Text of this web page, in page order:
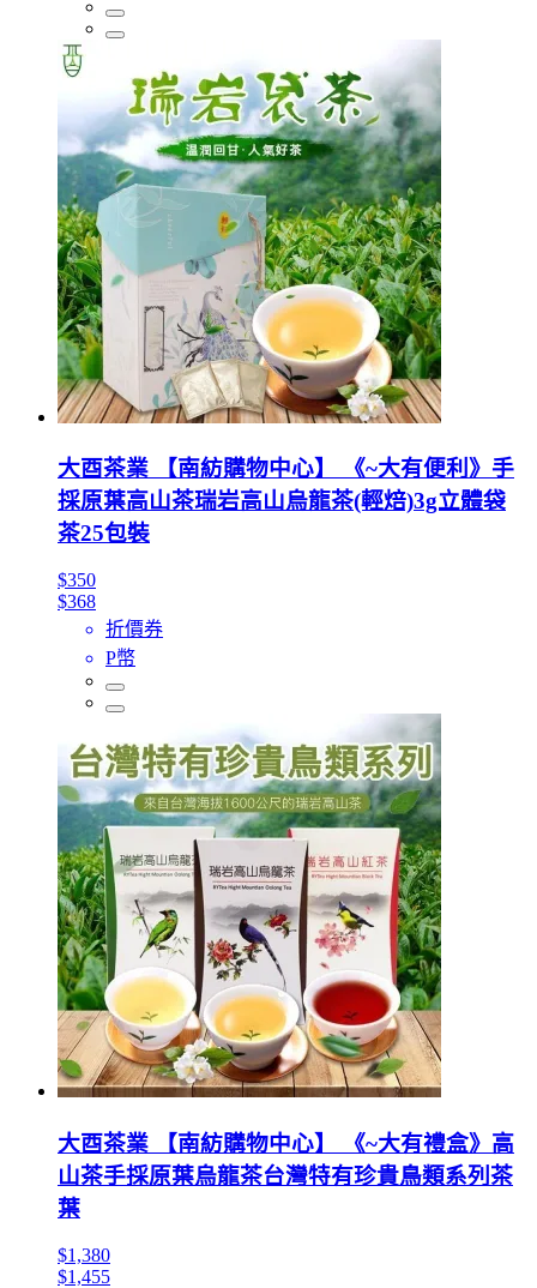
大酉茶業 【南紡購物中心】 《~大有便利》手
採原葉高山茶瑞岩高山烏龍茶(輕焙)3g立體袋
茶25包裝
$350
$368
折價券
P幣
大酉茶業 【南紡購物中心】 《~大有禮盒》高
山茶手採原葉烏龍茶台灣特有珍貴鳥類系列茶
葉
$1,380
$1,455